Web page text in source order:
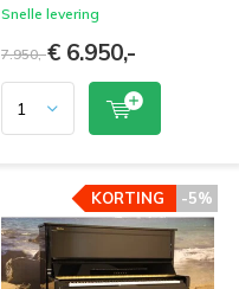
Snelle levering
7.950,-€ 6.950,-
-5%
KORTING -5%
KORTING